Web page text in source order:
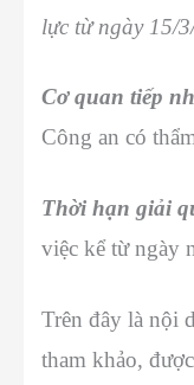
lực từ ngày 15/
Cơ quan tiếp
Công an có
Thời hạn giải
việc kể từ ngày
Trên đây là nội
tham khảo,